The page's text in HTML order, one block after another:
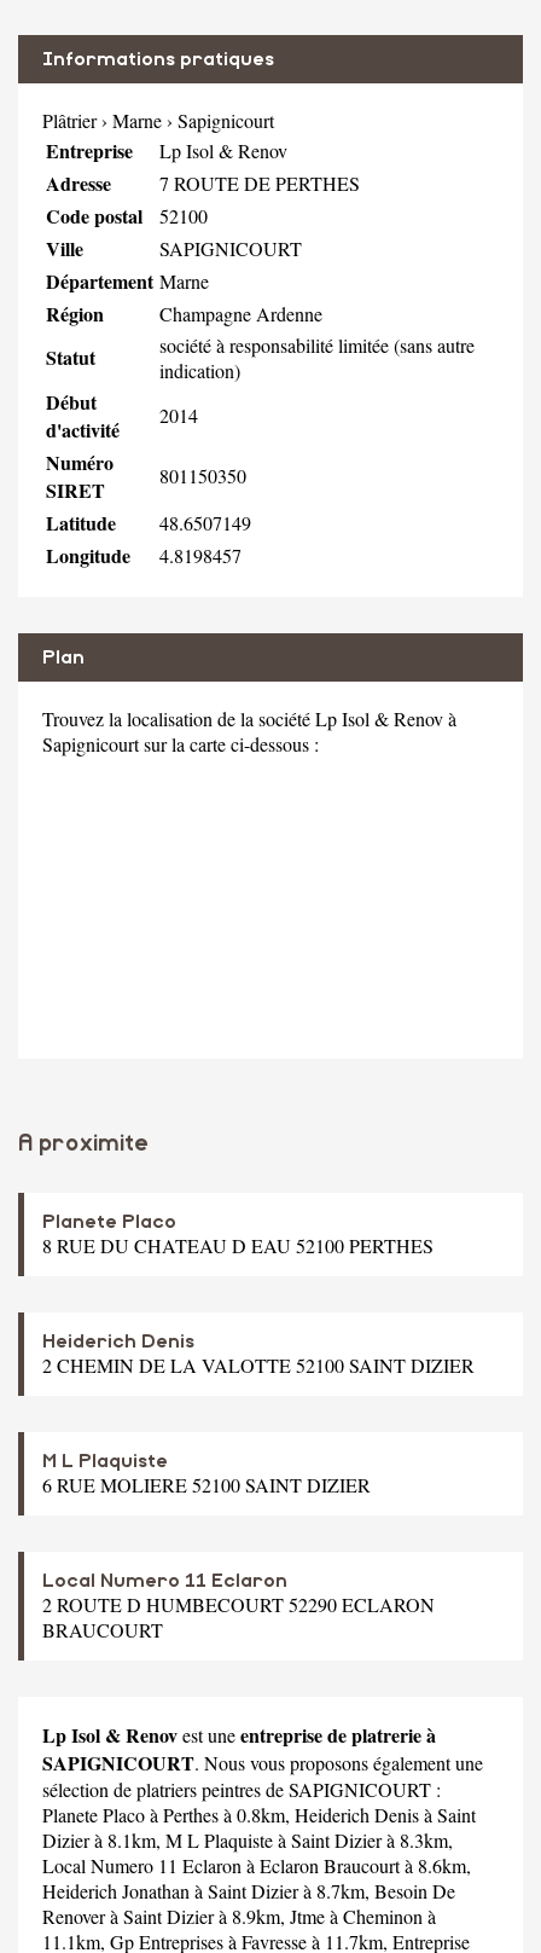
Informations pratiques
Plâtrier› Marne› Sapignicourt
Entreprise Lp Isol & Renov
Adresse 7 ROUTE DE PERTHES
Code postal 52100
Ville SAPIGNICOURT
Département Marne
Région Champagne Ardenne
Statut
société à responsabilité limitée (sans autre
indication)
Début
d'activité
2014
Numéro
SIRET
801150350
Latitude 48.6507149
Longitude 4.8198457
Plan
Trouvez la localisation de la société Lp Isol & Renov à
Sapignicourt sur la carte ci-dessous :
A proximite
Planete Placo
8 RUE DU CHATEAU D EAU 52100 PERTHES
Heiderich Denis
2 CHEMIN DE LA VALOTTE 52100 SAINT DIZIER
M L Plaquiste
6 RUE MOLIERE 52100 SAINT DIZIER
Local Numero 11 Eclaron
2 ROUTE D HUMBECOURT 52290 ECLARON
BRAUCOURT
Lp Isol & Renovest uneentreprise de platrerie à
SAPIGNICOURT. Nous vous proposons également une
sélection de platriers peintres de SAPIGNICOURT :
Planete Placoà Perthes à 0.8km, Heiderich Denisà Saint
Dizier à 8.1km, M L Plaquisteà Saint Dizier à 8.3km,
Local Numero 11 Eclaron à Eclaron Braucourt à 8.6km,
Heiderich Jonathan à Saint Dizier à 8.7km, Besoin De
Renoverà Saint Dizier à 8.9km, Jtmeà Cheminon à
11.1km, Gp Entreprisesà Favresse à 11.7km, Entreprise